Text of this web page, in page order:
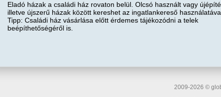
Eladó házak a családi ház rovaton belül. Olcsó használt vagy
illetve újszerű házak között kereshet az ingatlankereső
Tipp: Családi ház vásárlása előtt érdemes tájékozódni a telek
beépíthetőségéről is.
2009-2026 ©